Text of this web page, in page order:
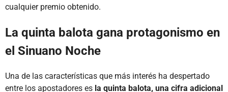
cualquier premio obtenido.
La quinta balota gana protagonismo en
el Sinuano Noche
Una de las características que más interés ha despertado
entre los apostadores es la quinta balota, una cifra adicional